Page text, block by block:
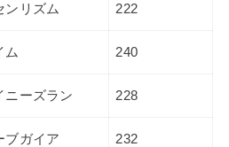
ンリズム 222
ム 240
ニーズラン 228
ブガイア 232